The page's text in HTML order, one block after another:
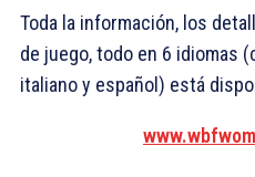
Toda la información, los
de juego, todo en 6 idiomas
italiano y español) está